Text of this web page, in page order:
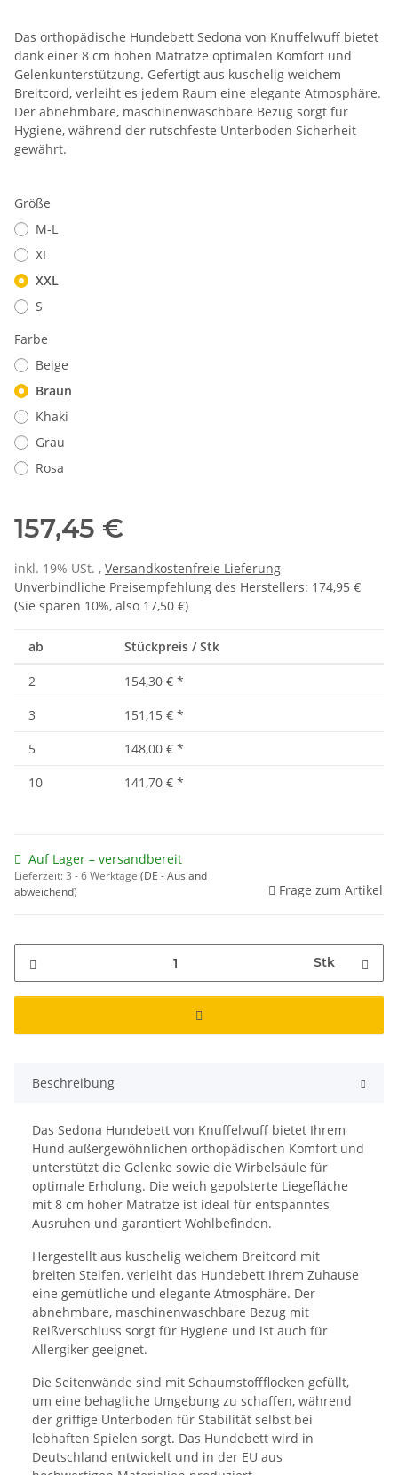
Das orthopädische Hundebett Sedona von Knuffelwuff bietet
dank einer 8 cm hohen Matratze optimalen Komfort und
Gelenkunterstützung. Gefertigt aus kuschelig weichem
Breitcord, verleiht es jedem Raum eine elegante Atmosphäre.
Der abnehmbare, maschinenwaschbare Bezug sorgt für
Hygiene, während der rutschfeste Unterboden Sicherheit
gewährt.
Größe
M-L
XL
XXL
S
Farbe
Beige
Braun
Khaki
Grau
Rosa
157,45 €
inkl. 19% USt. , Versandkostenfreie Lieferung
Unverbindliche Preisempfehlung des Herstellers: 174,95 €
(Sie sparen 10%, also 17,50 €)
ab Stückpreis / Stk
2 154,30 € *
3
151,15 € *
5
148,00 € *
10
141,70 € *
Auf Lager – versandbereit
Lieferzeit:3 - 6 Werktage (DE - Ausland
abweichend)
Frage zum Artikel
Stk
Beschreibung
Das Sedona Hundebett von Knuffelwuff bietet Ihrem
Hund außergewöhnlichen orthopädischen Komfort und
unterstützt die Gelenke sowie die Wirbelsäule für
optimale Erholung. Die weich gepolsterte Liegefläche
mit 8 cm hoher Matratze ist ideal für entspanntes
Ausruhen und garantiert Wohlbefinden.
Hergestellt aus kuschelig weichem Breitcord mit
breiten Steifen, verleiht das Hundebett Ihrem Zuhause
eine gemütliche und elegante Atmosphäre. Der
abnehmbare, maschinenwaschbare Bezug mit
Reißverschluss sorgt für Hygiene und ist auch für
Allergiker geeignet.
Die Seitenwände sind mit Schaumstoffflocken gefüllt,
um eine behagliche Umgebung zu schaffen, während
der griffige Unterboden für Stabilität selbst bei
lebhaften Spielen sorgt. Das Hundebett wird in
Deutschland entwickelt und in der EU aus